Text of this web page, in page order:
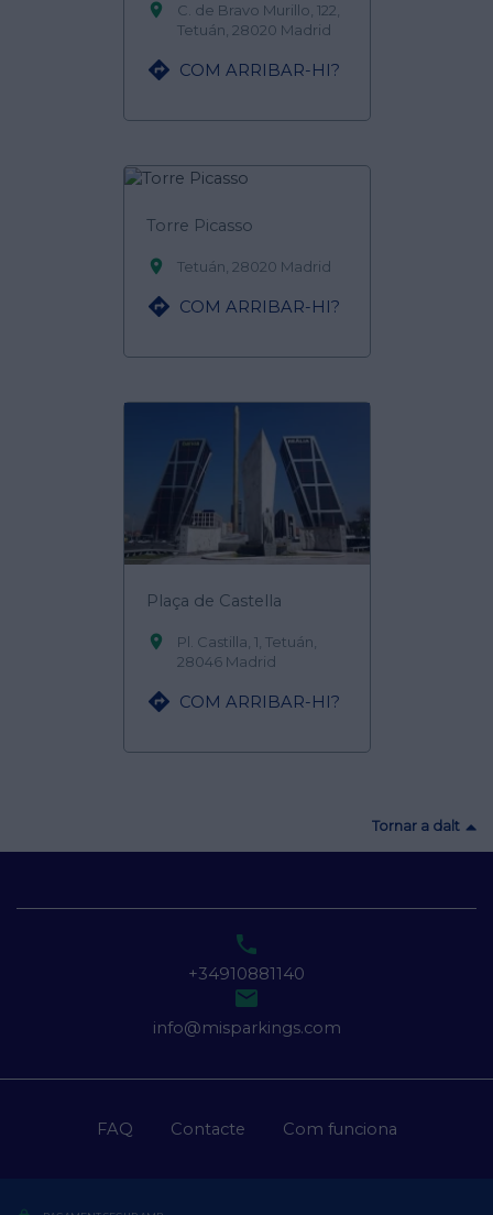

C. de Bravo Murillo, 122,
Tetuán, 28020 Madrid
 COM ARRIBAR-HI?
Torre Picasso
 Tetuán, 28020 Madrid
 COM ARRIBAR-HI?
Plaça de Castella

Pl. Castilla, 1, Tetuán,
28046 Madrid
 COM ARRIBAR-HI?
Tornar a dalt

+34910881140

info@misparkings.com
FAQ Contacte Com funciona